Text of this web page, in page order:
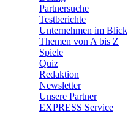
Partnersuche
Testberichte
Unternehmen im Blick
Themen von A bis Z
Spiele
Quiz
Redaktion
Newsletter
Unsere Partner
EXPRESS Service